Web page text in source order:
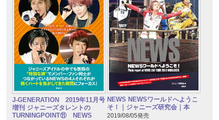
J-GENERATION 2019年11月号
増刊 ジャニーズタレントの
TURNINGPOINT⑪ NEWS
NEWS NEWSワールドへようこ
そ！｜ジャニーズ研究会｜本
2019/08/05発売